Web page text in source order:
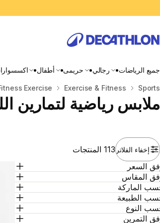
جميع الرياضات رجالي حريمى أطفال
المنزل
Sports
Exercise & Fitness
Exercise
ملابس رياضية لتمارين
إخفاء الفلاتر113 المنتجات
السعر
المقاس
الماركة
الطبيعة
النوع
التمرين